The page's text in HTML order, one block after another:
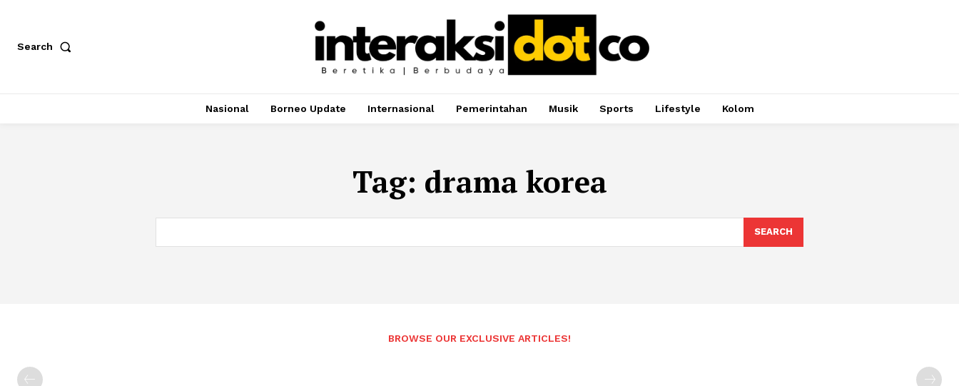
Search
Nasional Borneo Update Internasional Pemerintahan Musik Sports Lifestyle Kolom
Tag: drama korea
SEARCH
BROWSE OUR EXCLUSIVE ARTICLES!